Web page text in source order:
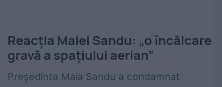
Reacția Maiei Sandu: „o încălcare
gravă a spațiului aerian”
Președinta Maia Sandu a condamnat